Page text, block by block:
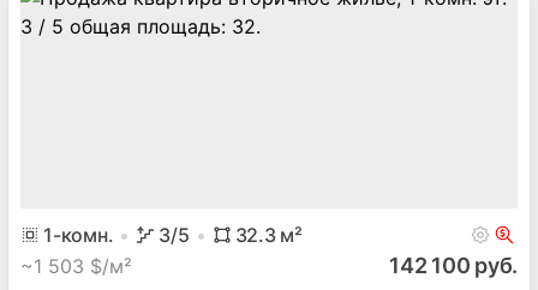
1-комн. 3/5 32.3м²
~1 503 $/м² 142 100 руб.